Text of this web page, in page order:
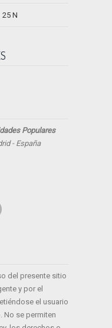
N
Populares
- España
del presente sitio
y por el
el usuario
No se permiten